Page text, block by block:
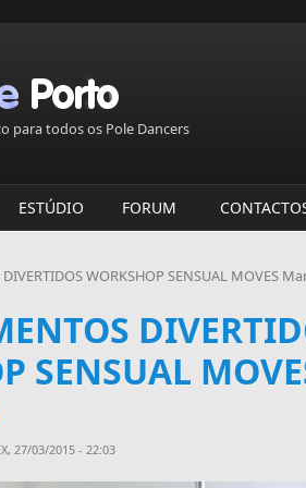
para todos os Pole Dancers
ESTÚDIO FORUM
WORKSHOP SENSUAL MOVES
SENSUAL
27/03/2015 - 22:03